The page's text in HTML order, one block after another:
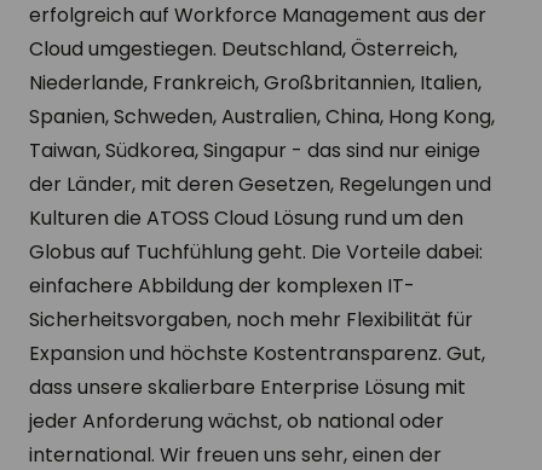
erfolgreich auf Workforce Management aus der
Cloud umgestiegen. Deutschland, Österreich,
Niederlande, Frankreich, Großbritannien, Italien,
Spanien, Schweden, Australien, China, Hong Kong,
Taiwan, Südkorea, Singapur - das sind nur einige
der Länder, mit deren Gesetzen, Regelungen und
Kulturen die ATOSS Cloud Lösung rund um den
Globus auf Tuchfühlung geht. Die Vorteile dabei:
einfachere Abbildung der komplexen IT-
Sicherheitsvorgaben, noch mehr Flexibilität für
Expansion und höchste Kostentransparenz. Gut,
dass unsere skalierbare Enterprise Lösung mit
jeder Anforderung wächst, ob national oder
international. Wir freuen uns sehr, einen der